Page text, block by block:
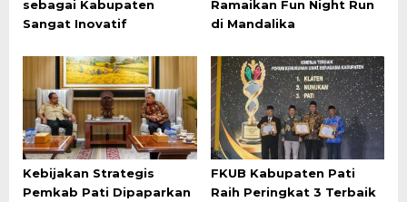
sebagai Kabupaten
Sangat Inovatif
Ramaikan Fun Night Run
di Mandalika
Kebijakan Strategis
Pemkab Pati Dipaparkan
FKUB Kabupaten Pati
Raih Peringkat 3 Terbaik